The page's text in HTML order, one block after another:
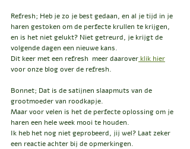
Refresh; Heb je zo je best gedaan, en al je tijd in je
haren gestoken om de perfecte krullen te krijgen,
en is het niet gelukt? Niet getreurd, je krijgt de
volgende dagen een nieuwe kans.
Dit keer met een refresh  meer daarover klik hier
voor onze blog over de refresh.
Bonnet; Dat is de satijnen slaapmuts van de
grootmoeder van roodkapje.
Maar voor velen is het de perfecte oplossing om je
haren een hele week mooi te houden.
Ik heb het nog niet geprobeerd, jij wel? Laat zeker
een reactie achter bij de opmerkingen.